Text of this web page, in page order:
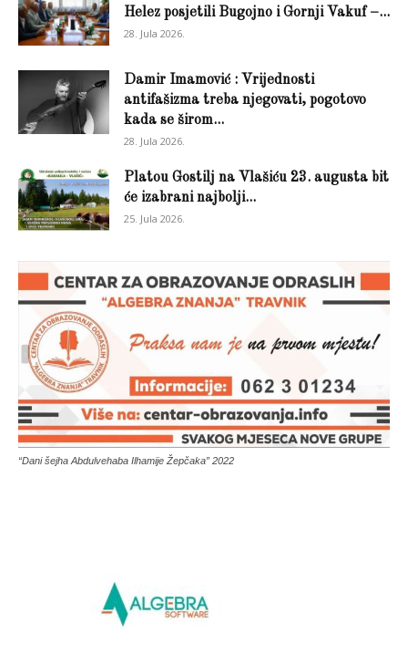
Helez posjetili Bugojno i Gornji Vakuf –...
28. Jula 2026.
Damir Imamović : Vrijednosti
antifašizma treba njegovati, pogotovo
kada se širom...
28. Jula 2026.
Platou Gostilj na Vlašiću 23. augusta bit
će izabrani najbolji...
25. Jula 2026.
“Dani šejha Abdulvehaba Ilhamije Žepčaka” 2022